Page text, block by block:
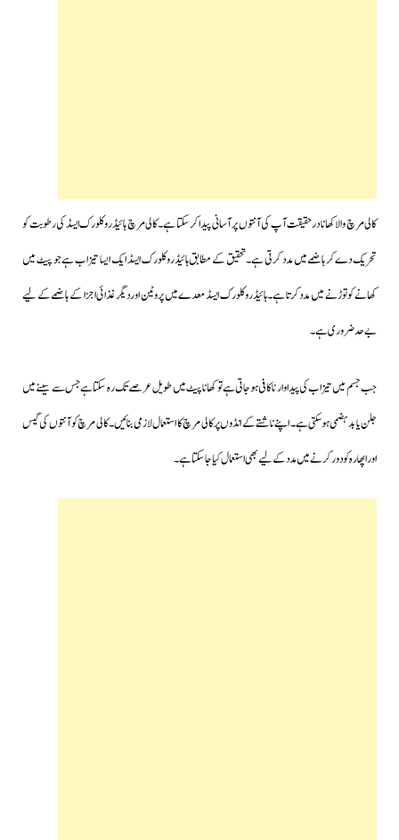
کالی مرچ والا کھانا درحقیقت آپ کی آنتوں پر آسانی پیدا کرسکتا ہے۔کالی مرچ ہائیڈروکلورک ایسڈ کی رطوبت کو
تحریک دےکر ہاضمے میں مدد کرتی ہے۔تحقیق کے مطابق ہائیڈروکلورک ایسڈ ایک ایسا تیزاب ہے جو پیٹ میں
کھانے کو توڑنے میں مدد کرتا ہے۔ ہائیڈروکلورک ایسڈ معدے میں پروٹین اور دیگر غذائی اجزا کے ہاضمے کے لیے
بے حد ضروری ہے۔
جب جسم میں تیزاب کی پیداوار ناکافی ہوجاتی ہےتو کھانا پیٹ میں طویل عرصے تک رہ سکتا ہےجس سے سینے میں
جلن یا بدہضمی ہوسکتی ہے۔ اپنے ناشتے کے انڈوں پر کالی مرچ کا استعمال لازمی بنائیں۔کالی مرچ کو آنتوں کی گیس
اور اپھارہ کو دور کرنے میں مدد کے لیے بھی استعمال کیا جا سکتا ہے۔